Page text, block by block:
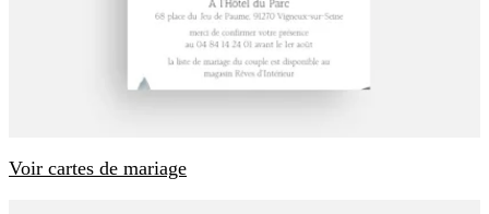
Voir cartes de mariage